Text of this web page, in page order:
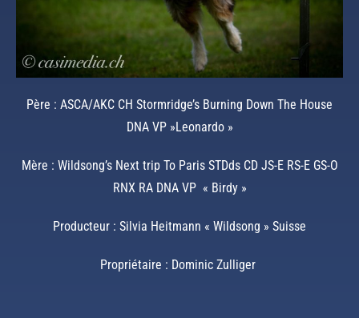
Père : ASCA/AKC CH Stormridge’s Burning Down The House
DNA VP »Leonardo »
Mère : Wildsong’s Next trip To Paris STDds CD JS-E RS-E GS-O
RNX RA DNA VP « Birdy »
Producteur : Silvia Heitmann « Wildsong » Suisse
Propriétaire : Dominic Zulliger